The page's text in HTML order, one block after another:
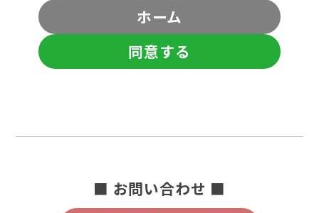
ホーム
同意する
■ お問い合わせ ■